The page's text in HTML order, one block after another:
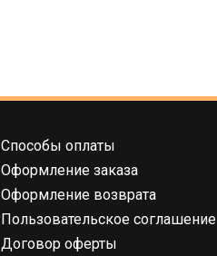
Способы оплаты
Оформление заказа
Оформление возврата
Пользовательское соглашение
Договор оферты